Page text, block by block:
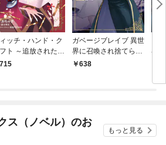
ッチ・ハンド・ク
ト ～追放された王
すが雑貨屋さん始
715
ガベージブレイブ 異世
界に召喚され捨てられ
た勇者の復讐物語 1巻
638
界
ス（ノベル）のお
もっと見る